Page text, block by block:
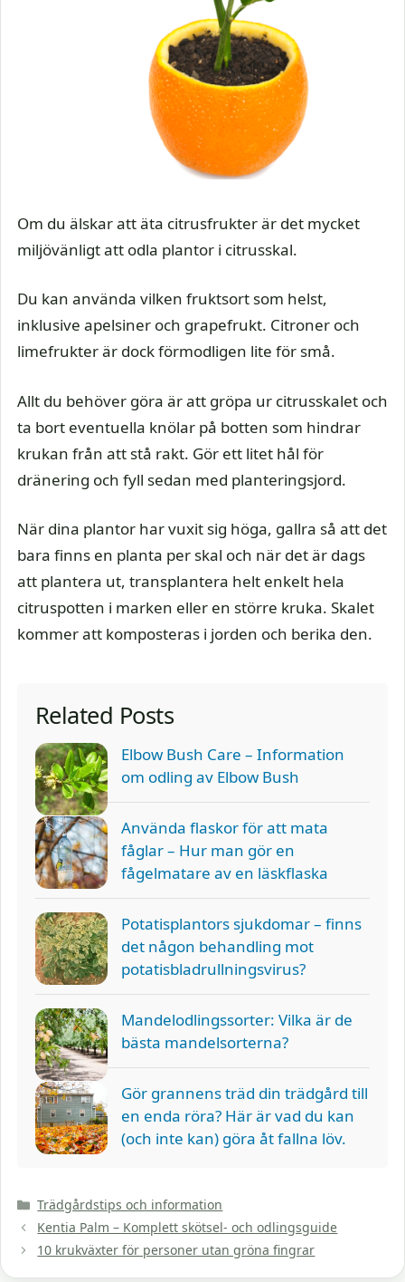
Om du älskar att äta citrusfrukter är det mycket
miljövänligt att odla plantor i citrusskal.
Du kan använda vilken fruktsort som helst,
inklusive apelsiner och grapefrukt. Citroner och
limefrukter är dock förmodligen lite för små.
Allt du behöver göra är att gröpa ur citrusskalet och
ta bort eventuella knölar på botten som hindrar
krukan från att stå rakt. Gör ett litet hål för
dränering och fyll sedan med planteringsjord.
När dina plantor har vuxit sig höga, gallra så att det
bara finns en planta per skal och när det är dags
att plantera ut, transplantera helt enkelt hela
citruspotten i marken eller en större kruka. Skalet
kommer att komposteras i jorden och berika den.
Related Posts
Elbow Bush Care – Information
om odling av Elbow Bush
Använda flaskor för att mata
fåglar – Hur man gör en
fågelmatare av en läskflaska
Potatisplantors sjukdomar – finns
det någon behandling mot
potatisbladrullningsvirus?
Mandelodlingssorter: Vilka är de
bästa mandelsorterna?
Gör grannens träd din trädgård till
en enda röra? Här är vad du kan
(och inte kan) göra åt fallna löv.
Kategorier
Trädgårdstips och information
Kentia Palm – Komplett skötsel- och odlingsguide
10 krukväxter för personer utan gröna fingrar